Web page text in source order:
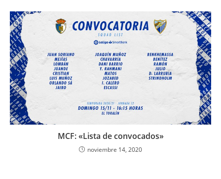
MCF: «Lista de convocados»
noviembre 14, 2020